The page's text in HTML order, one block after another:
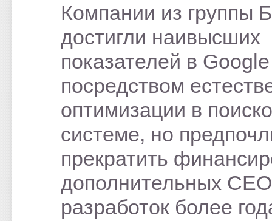
Компании из группы
достигли наивысших
показателей в Google
посредством
оптимизации в
системе, но
прекратить
дополнительных СЕО
разработок более